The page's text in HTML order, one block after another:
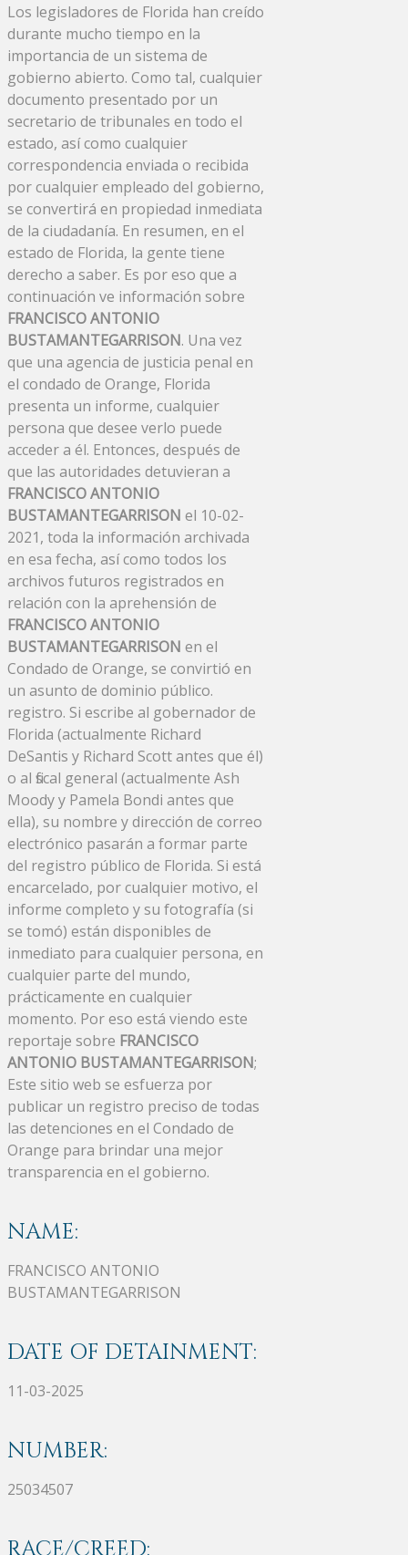
Los legisladores de Florida han creído
durante mucho tiempo en la
importancia de un sistema de
gobierno abierto. Como tal, cualquier
documento presentado por un
secretario de tribunales en todo el
estado, así como cualquier
correspondencia enviada o recibida
por cualquier empleado del gobierno,
se convertirá en propiedad inmediata
de la ciudadanía. En resumen, en el
estado de Florida, la gente tiene
derecho a saber. Es por eso que a
continuación ve información sobre
FRANCISCO ANTONIO
BUSTAMANTEGARRISON. Una vez
que una agencia de justicia penal en
el condado de Orange, Florida
presenta un informe, cualquier
persona que desee verlo puede
acceder a él. Entonces, después de
que las autoridades detuvieran a
FRANCISCO ANTONIO
BUSTAMANTEGARRISON el 10-02-
2021, toda la información archivada
en esa fecha, así como todos los
archivos futuros registrados en
relación con la aprehensión de
FRANCISCO ANTONIO
BUSTAMANTEGARRISON en el
Condado de Orange, se convirtió en
un asunto de dominio público.
registro. Si escribe al gobernador de
Florida (actualmente Richard
DeSantis y Richard Scott antes que él)
o al fiscal general (actualmente Ash
Moody y Pamela Bondi antes que
ella), su nombre y dirección de correo
electrónico pasarán a formar parte
del registro público de Florida. Si está
encarcelado, por cualquier motivo, el
informe completo y su fotografía (si
se tomó) están disponibles de
inmediato para cualquier persona, en
cualquier parte del mundo,
prácticamente en cualquier
momento. Por eso está viendo este
reportaje sobre FRANCISCO
ANTONIO BUSTAMANTEGARRISON;
Este sitio web se esfuerza por
publicar un registro preciso de todas
las detenciones en el Condado de
Orange para brindar una mejor
transparencia en el gobierno.
NAME:
FRANCISCO ANTONIO
BUSTAMANTEGARRISON
DATE OF DETAINMENT:
11-03-2025
NUMBER:
25034507